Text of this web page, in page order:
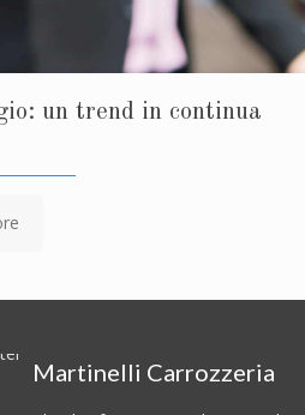
un trend in continua
Martinelli Carrozzeria